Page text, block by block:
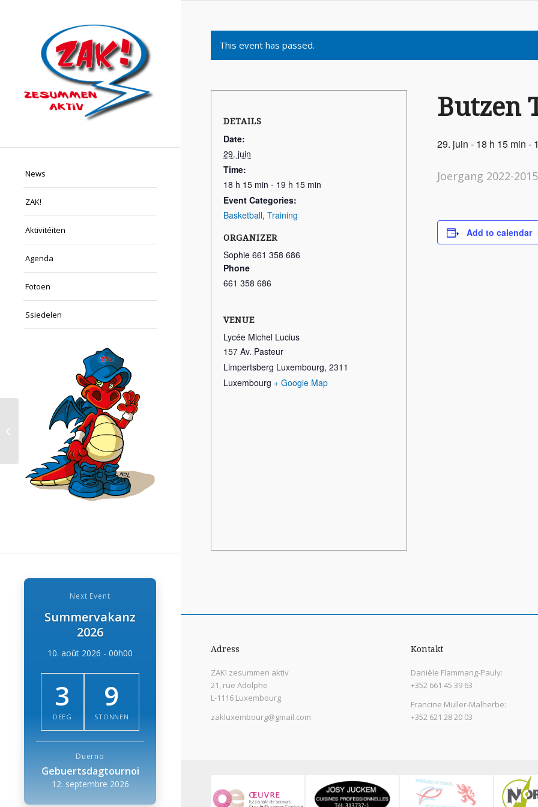
News
ZAK!
Aktivitéiten
Agenda
Fotoen
Ssiedelen
Next Event
Summervakanz
2026
10. août 2026 - 00h00
3
DEEG
9
STONNEN
Duerno
Gebuertsdagtournoi
12. septembre 2026
This event has passed.
Butzen
29. juin - 18 h 15 min -
Joergang 2022-2015
Add to calendar
DETAILS
Date:
29. juin
Time:
18 h 15 min - 19 h 15 min
Event Categories:
Basketball, Training
ORGANIZER
Sophie 661 358 686
Phone
661 358 686
VENUE
Lycée Michel Lucius
157 Av. Pasteur
Limpertsberg Luxembourg, 2311
Luxembourg + Google Map
Adress
ZAK! zesummen aktiv
21, rue Adolphe
L-1116 Luxembourg
zakluxembourg@gmail.com
Kontakt
Danièle Flammang-Pauly:
+352 661 45 39 63
Francine Muller-Malherbe:
+352 621 28 20 03
Basketball Training (ISL)